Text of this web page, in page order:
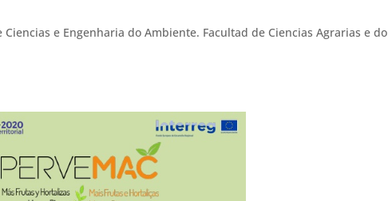
e Engenharia do Ambiente. Facultad de Ciencias Agrarias e do